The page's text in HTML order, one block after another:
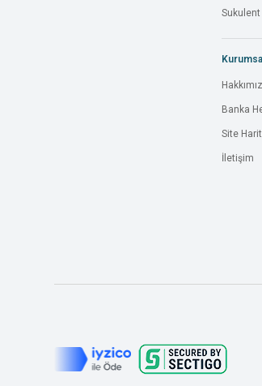
Sukulent
Kurumsal
Banka
Site
İletişim